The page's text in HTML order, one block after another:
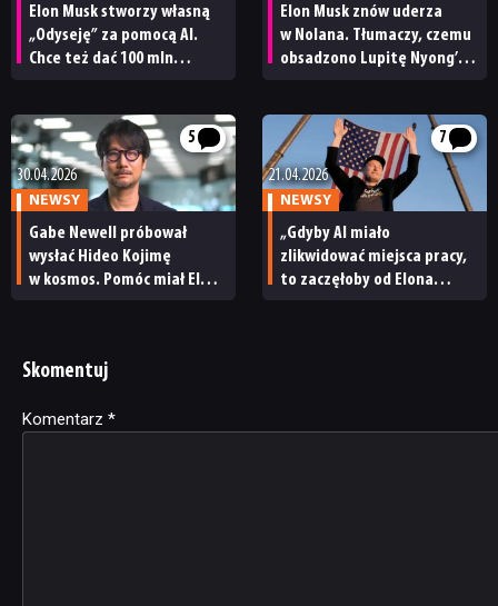
Elon Musk stworzy własną
„Odyseję” za pomocą AI.
Chce też dać 100 mln
„historycznie wiernej”
adaptacji
Elon Musk znów uderza
w Nolana. Tłumaczy, czemu
obsadzono Lupitę Nyong’o
5
30.04.2026
NEWSY
Gabe Newell próbował
wysłać Hideo Kojimę
w kosmos. Pomóc miał Elon
7
21.04.2026
NEWSY
„Gdyby AI miało
zlikwidować miejsca pracy,
to zaczęłoby od Elona
Skomentuj
Komentarz *
Alternative: